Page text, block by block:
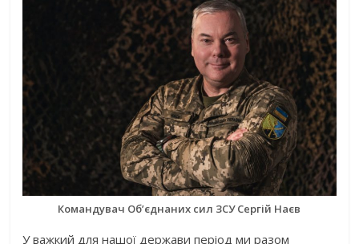
Командувач Об’єднаних сил ЗСУ Сергій Наєв
У важкий для нашої держави період ми разом